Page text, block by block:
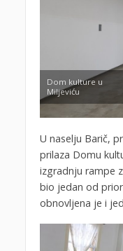
Dom kulture u
Miljeviću
U naselju Barič,
prilaza Domu
izgradnju rampe
bio jedan od
obnovljena je i